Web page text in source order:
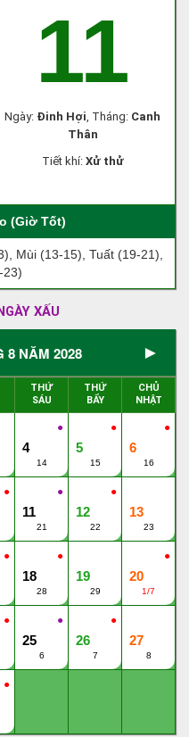
11
Ngày: Đinh Hợi, Tháng: Canh
Thân
Tiết khí: Xử thử
(Giờ Tốt)
Mùi (13-15), Tuất (19-21),
23)
XẤU
8 NĂM 2028 ►
THỨ
SÁU
THỨ
BẨY
CHỦ
NHẬT
●
4
14
●
5
15
●
6
16
● ●
11
21
●
12
22
13
23
● ●
18
28
19
29
●
20
1/7
● ●
25
6
●
26
7
27
8
●